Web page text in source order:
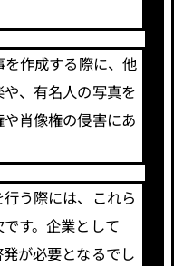
作成する際に、他
、有名人の写真を
肖像権の侵害にあ
う際には、これら
す。企業として
が必要となるでし